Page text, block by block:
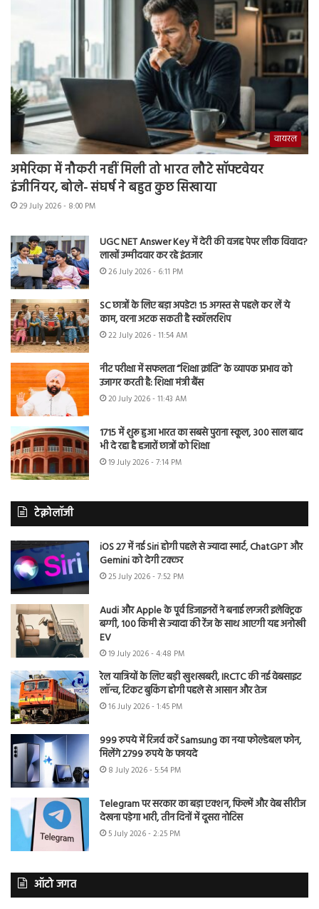
वायरल
अमेरिका में नौकरी नहीं मिली तो भारत लौटे सॉफ्टवेयर
इंजीनियर, बोले- संघर्ष ने बहुत कुछ सिखाया
29 July 2026 - 8:00 PM
UGC NET Answer Key में देरी की वजह पेपर लीक विवाद?
लाखों उम्मीदवार कर रहे इंतजार
26 July 2026 - 6:11 PM
SC छात्रों के लिए बड़ा अपडेट! 15 अगस्त से पहले कर लें ये
काम, वरना अटक सकती है स्कॉलरशिप
22 July 2026 - 11:54 AM
नीट परीक्षा में सफलता “शिक्षा क्रांति” के व्यापक प्रभाव को
उजागर करती है: शिक्षा मंत्री बैंस
20 July 2026 - 11:43 AM
1715 में शुरू हुआ भारत का सबसे पुराना स्कूल, 300 साल बाद
भी दे रहा है हजारों छात्रों को शिक्षा
19 July 2026 - 7:14 PM
टेक्नोलॉजी
iOS 27 में नई Siri होगी पहले से ज्यादा स्मार्ट, ChatGPT और
Gemini को देगी टक्कर
25 July 2026 - 7:52 PM
Audi और Apple के पूर्व डिजाइनरों ने बनाई लग्जरी इलेक्ट्रिक
बग्गी, 100 किमी से ज्यादा की रेंज के साथ आएगी यह अनोखी
EV
19 July 2026 - 4:48 PM
रेल यात्रियों के लिए बड़ी खुशखबरी, IRCTC की नई वेबसाइट
लॉन्च, टिकट बुकिंग होगी पहले से आसान और तेज
16 July 2026 - 1:45 PM
999 रुपये में रिजर्व करें Samsung का नया फोल्डेबल फोन,
मिलेंगे 2799 रुपये के फायदे
8 July 2026 - 5:54 PM
Telegram पर सरकार का बड़ा एक्शन, फिल्में और वेब सीरीज
देखना पड़ेगा भारी, तीन दिनों में दूसरा नोटिस
5 July 2026 - 2:25 PM
ऑटो जगत